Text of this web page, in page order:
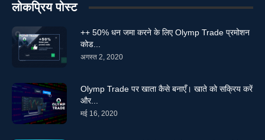
लोकप्रिय पोस्ट
++ 50% धन जमा करने के लिए Olymp Trade प्रमोशन
कोड...
अगस्त 2, 2020
Olymp Trade पर खाता कैसे बनाएँ। खाते को सक्रिय करें
और...
मई 16, 2020